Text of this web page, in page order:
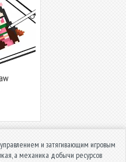
и затягивающим игровым
а механика добычи ресурсов